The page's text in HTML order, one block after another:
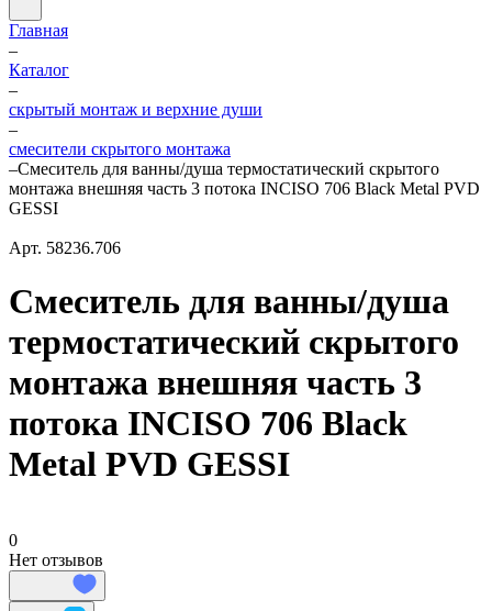
Главная
–
Каталог
–
скрытый монтаж и верхние души
–
смесители скрытого монтажа
–Смеситель для ванны/душа термостатический скрытого
монтажа внешняя часть 3 потока INCISO 706 Black Metal PVD
GESSI
Арт. 58236.706
Смеситель для ванны/душа
термостатический скрытого
монтажа внешняя часть 3
потока INCISO 706 Black
Metal PVD GESSI
0
Нет отзывов